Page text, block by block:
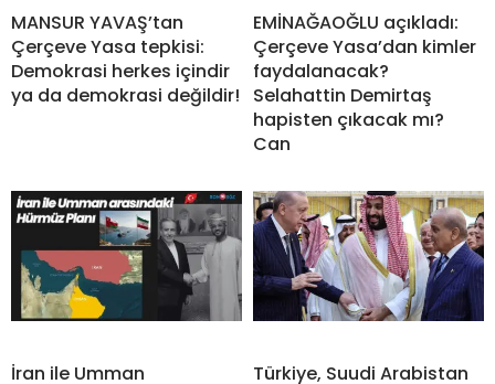
MANSUR YAVAŞ’tan
Çerçeve Yasa tepkisi:
Demokrasi herkes içindir
ya da demokrasi değildir!
EMİNAĞAOĞLU açıkladı:
Çerçeve Yasa’dan kimler
faydalanacak?
Selahattin Demirtaş
hapisten çıkacak mı?
Can
İran ile Umman
Türkiye, Suudi Arabistan